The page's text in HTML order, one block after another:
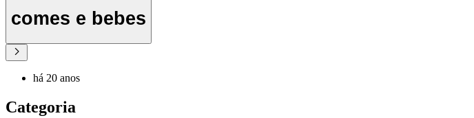
comes e bebes
há 20 anos
Categoria